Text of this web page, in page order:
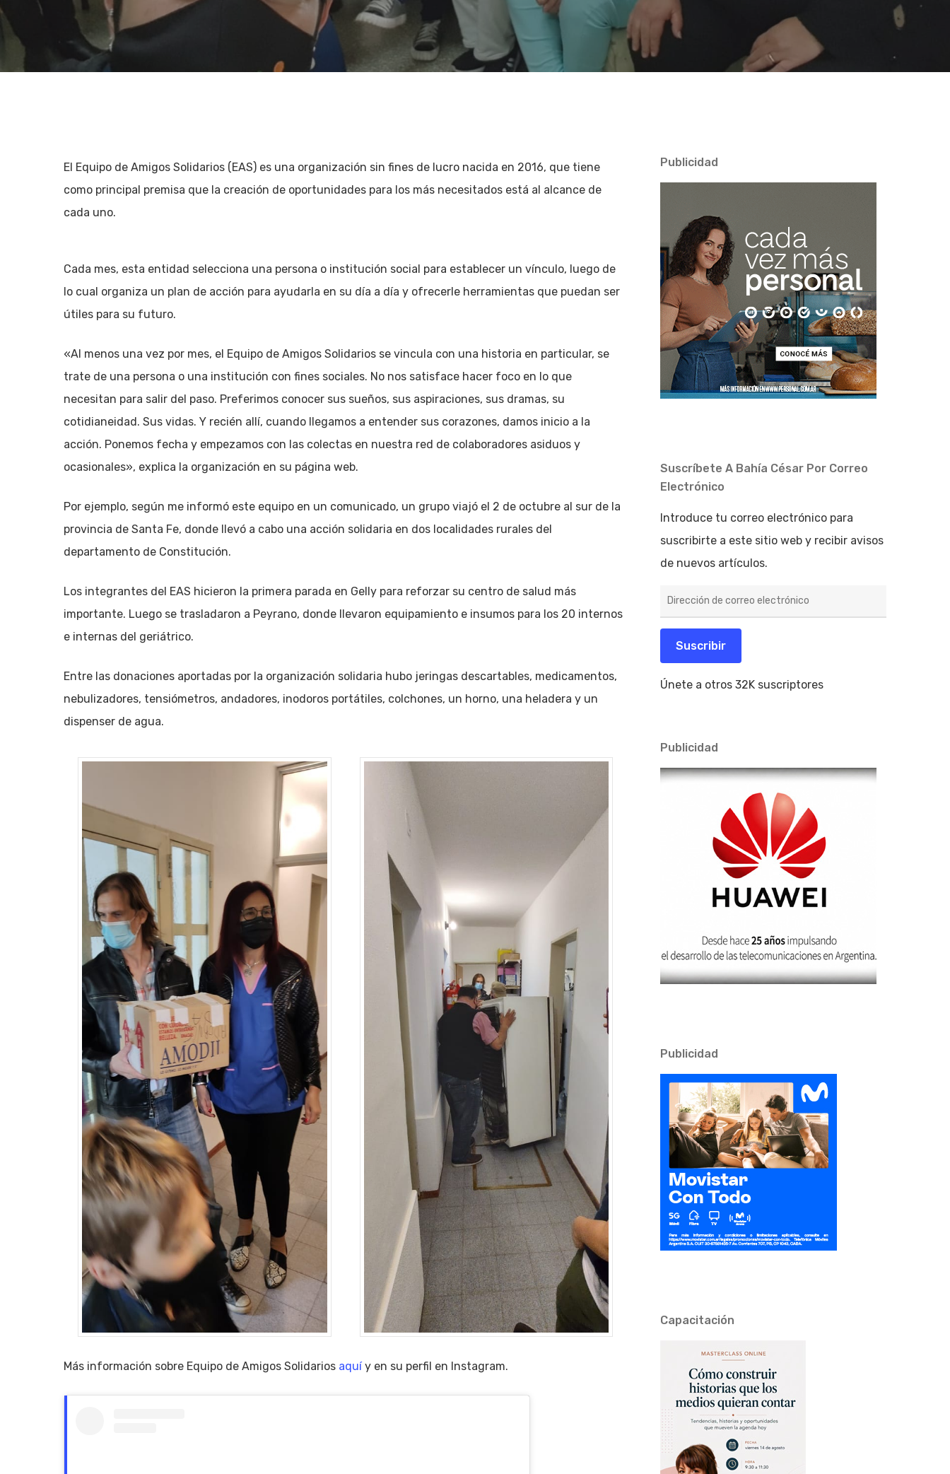
El Equipo de Amigos Solidarios (EAS) es una organización sin fines de lucro nacida en 2016, que tiene
como principal premisa que la creación de oportunidades para los más necesitados está al alcance de
cada uno.
Cada mes, esta entidad selecciona una persona o institución social para establecer un vínculo, luego de
lo cual organiza un plan de acción para ayudarla en su día a día y ofrecerle herramientas que puedan ser
útiles para su futuro.
«Al menos una vez por mes, el Equipo de Amigos Solidarios se vincula con una historia en particular, se
trate de una persona o una institución con fines sociales. No nos satisface hacer foco en lo que
necesitan para salir del paso. Preferimos conocer sus sueños, sus aspiraciones, sus dramas, su
cotidianeidad. Sus vidas. Y recién allí, cuando llegamos a entender sus corazones, damos inicio a la
acción. Ponemos fecha y empezamos con las colectas en nuestra red de colaboradores asiduos y
ocasionales», explica la organización en su página web.
Por ejemplo, según me informó este equipo en un comunicado, un grupo viajó el 2 de octubre al sur de la
provincia de Santa Fe, donde llevó a cabo una acción solidaria en dos localidades rurales del
departamento de Constitución.
Los integrantes del EAS hicieron la primera parada en Gelly para reforzar su centro de salud más
importante. Luego se trasladaron a Peyrano, donde llevaron equipamiento e insumos para los 20 internos
e internas del geriátrico.
Entre las donaciones aportadas por la organización solidaria hubo jeringas descartables, medicamentos,
nebulizadores, tensiómetros, andadores, inodoros portátiles, colchones, un horno, una heladera y un
dispenser de agua.
Más información sobre Equipo de Amigos Solidarios aquíy en su perfil en Instagram.
Publicidad
Suscríbete A Bahía César Por Correo
Electrónico
Introduce tu correo electrónico para
suscribirte a este sitio web y recibir avisos
de nuevos artículos.
de
electrónico
Suscribir
Únete a otros 32K suscriptores
Publicidad
Publicidad
Capacitación